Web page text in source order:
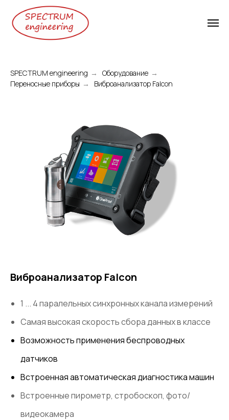
SPECTRUM engineering → Оборудование →
Переносные приборы → Виброанализатор Falcon
Виброанализатор Falcon
1 ... 4 паралельных синхронных канала измерений
Самая высокая скорость сбора данных в классе
Возможность применения беспроводных
датчиков
Встроенная автоматическая диагностика машин
Встроенные пирометр, стробоскоп, фото/
видеокамера